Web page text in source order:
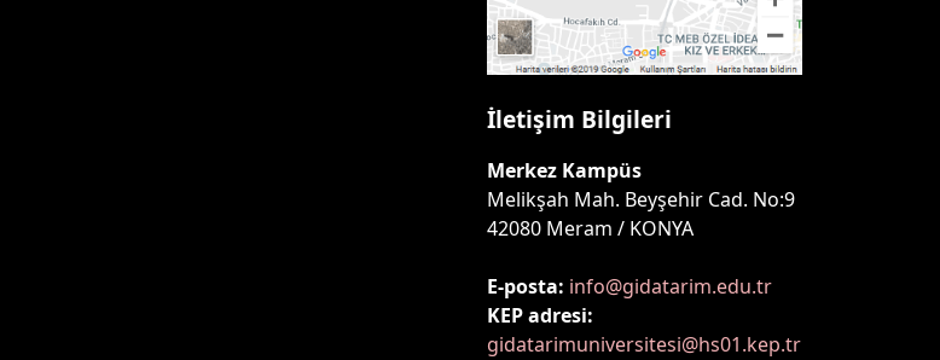
İletişim Bilgileri
Merkez Kampüs
Melikşah Mah. Beyşehir Cad. No:9
42080 Meram / KONYA
E-posta: info@gidatarim.edu.tr
KEP adresi:
gidatarimuniversitesi@hs01.kep.tr